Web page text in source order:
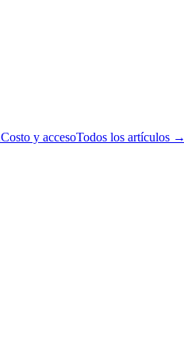
Costo y accesoTodos los artículos →